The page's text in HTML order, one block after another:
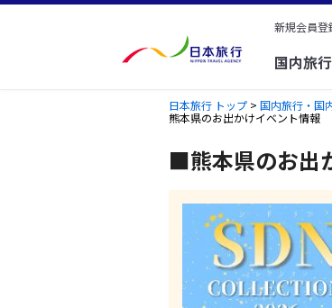
新規会員登
国内旅
日本旅行 トップ > 国内旅行・国
熊本県のお出かけイベント情報
■熊本県のお出